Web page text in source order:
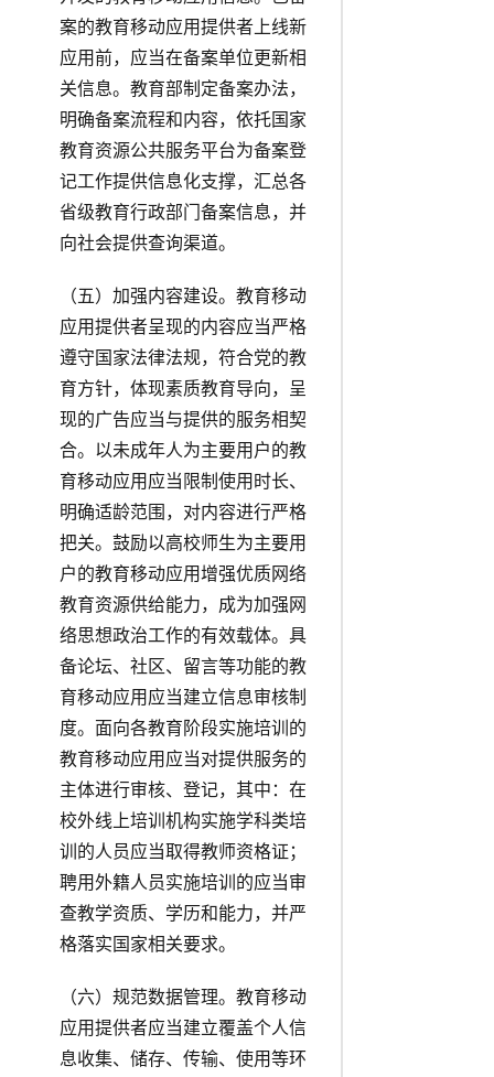
案的教育移动应用提供者上线新
应用前，应当在备案单位更新相
关信息。教育部制定备案办法，
明确备案流程和内容，依托国家
教育资源公共服务平台为备案登
记工作提供信息化支撑，汇总各
省级教育行政部门备案信息，并
向社会提供查询渠道。
（五）加强内容建设。教育移动
应用提供者呈现的内容应当严格
遵守国家法律法规，符合党的教
育方针，体现素质教育导向，呈
现的广告应当与提供的服务相契
合。以未成年人为主要用户的教
育移动应用应当限制使用时长、
明确适龄范围，对内容进行严格
把关。鼓励以高校师生为主要用
户的教育移动应用增强优质网络
教育资源供给能力，成为加强网
络思想政治工作的有效载体。具
备论坛、社区、留言等功能的教
育移动应用应当建立信息审核制
度。面向各教育阶段实施培训的
教育移动应用应当对提供服务的
主体进行审核、登记，其中：在
校外线上培训机构实施学科类培
训的人员应当取得教师资格证；
聘用外籍人员实施培训的应当审
查教学资质、学历和能力，并严
格落实国家相关要求。
（六）规范数据管理。教育移动
应用提供者应当建立覆盖个人信
息收集、储存、传输、使用等环